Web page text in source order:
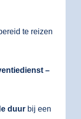
te reizen
–
duur bij een